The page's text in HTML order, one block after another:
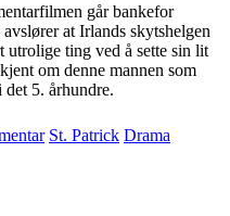
går bankefor
at Irlands skytshelgen
ting ved å sette sin lit
om denne mannen som
5. århundre.
St. Patrick Drama